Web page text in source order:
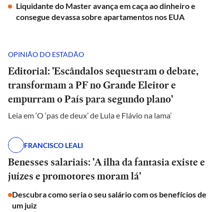
Liquidante do Master avança em caça ao dinheiro e
consegue devassa sobre apartamentos nos EUA
OPINIÃO DO ESTADÃO
Editorial: 'Escândalos sequestram o debate,
transformam a PF no Grande Eleitor e
empurram o País para segundo plano'
Leia em ‘O ‘pas de deux’ de Lula e Flávio na lama’
FRANCISCO LEALI
Benesses salariais: 'A ilha da fantasia existe e
juízes e promotores moram lá'
Descubra como seria o seu salário com os benefícios de
um juiz